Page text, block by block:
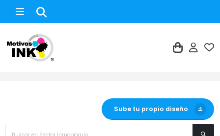
Sector Inmobiliario
Sube tu propio diseño